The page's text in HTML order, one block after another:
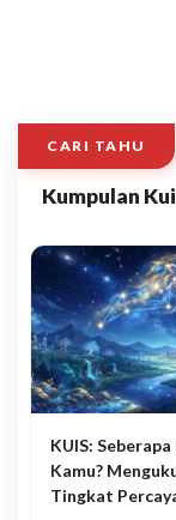
CARI TAHU
Kumpulan
KUIS: Seberapa
Kamu?
Tingkat